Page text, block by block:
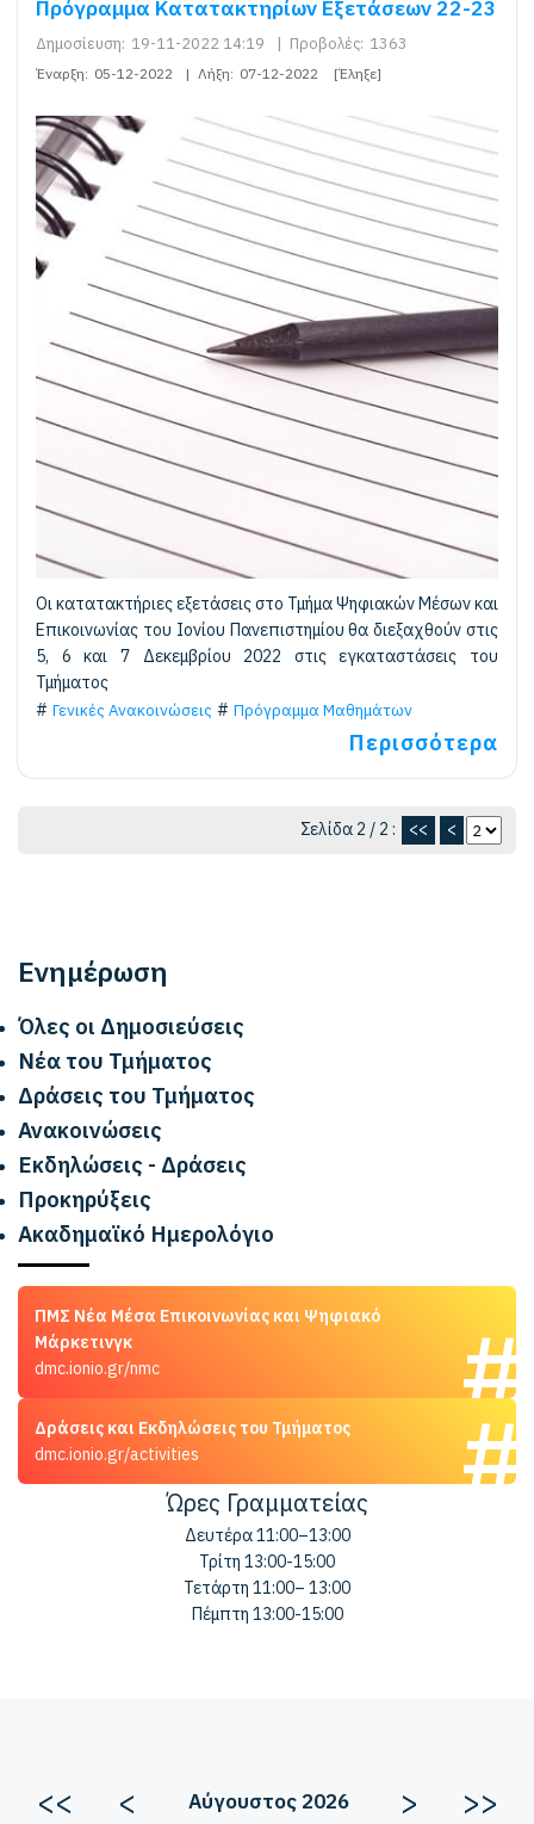
Πρόγραμμα Κατατακτηρίων Εξετάσεων 22-23
Δημοσίευση: 19-11-2022 14:19 | Προβολές: 1363
Έναρξη: 05-12-2022 | Λήξη: 07-12-2022 [Έληξε]
Οι κατατακτήριες εξετάσεις στο Τμήμα Ψηφιακών Μέσων και
Επικοινωνίας του Ιονίου Πανεπιστημίου θα διεξαχθούν στις
5, 6 και 7 Δεκεμβρίου 2022 στις εγκαταστάσεις του
Τμήματος
Γενικές Ανακοινώσεις
Πρόγραμμα Μαθημάτων
Περισσότερα
Σελίδα 2 / 2 : << <
Ενημέρωση
Όλες οι Δημοσιεύσεις
Νέα του Τμήματος
Δράσεις του Τμήματος
Ανακοινώσεις
Εκδηλώσεις - Δράσεις
Προκηρύξεις
Ακαδημαϊκό Ημερολόγιο
ΠΜΣ Νέα Μέσα Επικοινωνίας και Ψηφιακό
Μάρκετινγκ
dmc.ionio.gr/nmc
Δράσεις και Εκδηλώσεις του Τμήματος
dmc.ionio.gr/activities
Ώρες Γραμματείας
Δευτέρα 11:00–13:00
Τρίτη 13:00-15:00
Τετάρτη 11:00– 13:00
Πέμπτη 13:00-15:00
<< < Αύγουστος 2026 > >>